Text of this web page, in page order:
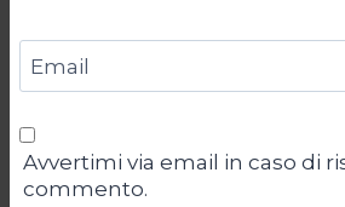
Email
Avvertimi via email in caso di
commento.